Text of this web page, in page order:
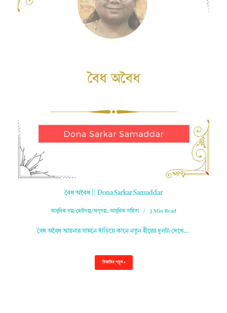
বৈধ অবৈধ || Dona Sarkar Samaddar
আধুনিক গল্প/ছোটগল্প/অণুগল্প,আধুনিক সাহিত্য 3 Min Read
বৈধ অবৈধ আয়নার সামনে দাঁড়িয়ে কানে নতুন হীরের দুলটা দেখে…
বিস্তারিত পড়ুন »